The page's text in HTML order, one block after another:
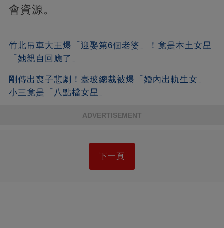
會資源。
竹北吊車大王爆「迎娶第6個老婆」！竟是本土女星
「她親自回應了」
剛傳出喪子悲劇！臺玻總裁被爆「婚內出軌生女」
小三竟是「八點檔女星」
ADVERTISEMENT
下一頁